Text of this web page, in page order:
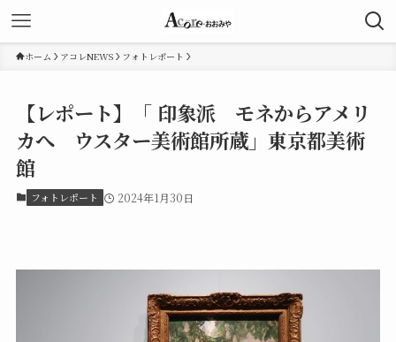
ホーム アコレNEWS フォトレポート
【レポート】「 印象派 モネからアメリ
カへ ウスター美術館所蔵」東京都美術
館
フォトレポート 2024年1月30日